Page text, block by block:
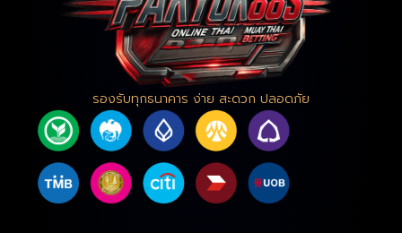
รองรับทุกธนาคาร ง่าย สะดวก ปลอดภัย